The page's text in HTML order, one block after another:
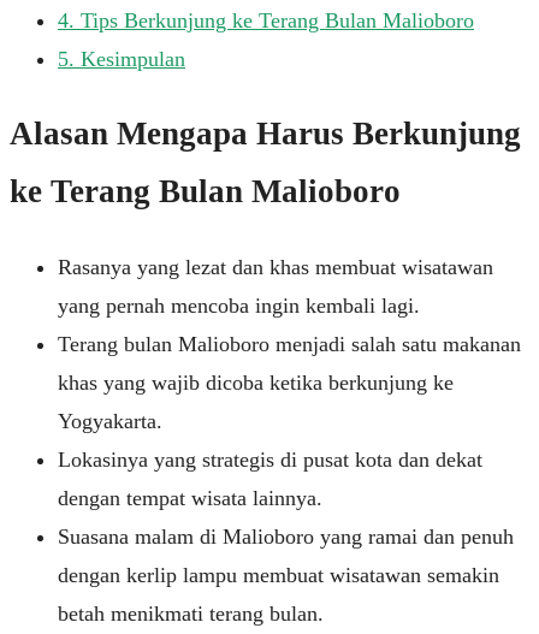
4. Tips Berkunjung ke Terang Bulan Malioboro
5. Kesimpulan
Alasan Mengapa Harus Berkunjung
ke Terang Bulan Malioboro
Rasanya yang lezat dan khas membuat wisatawan
yang pernah mencoba ingin kembali lagi.
Terang bulan Malioboro menjadi salah satu makanan
khas yang wajib dicoba ketika berkunjung ke
Yogyakarta.
Lokasinya yang strategis di pusat kota dan dekat
dengan tempat wisata lainnya.
Suasana malam di Malioboro yang ramai dan penuh
dengan kerlip lampu membuat wisatawan semakin
betah menikmati terang bulan.